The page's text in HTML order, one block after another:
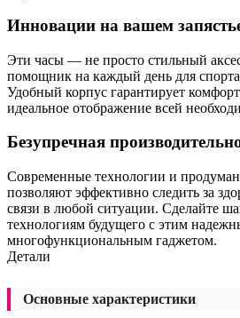
Инновации на вашем
Эти часы — не просто стильный
помощник на каждый день для
Удобный корпус гарантирует
идеальное отображение всей
Безупречная
Современные технологии и
позволяют эффективно следить за
связи в любой ситуации. Сделайте
технологиям будущего с этим
многофункциональным гаджетом.
Детали
Основные характеристики